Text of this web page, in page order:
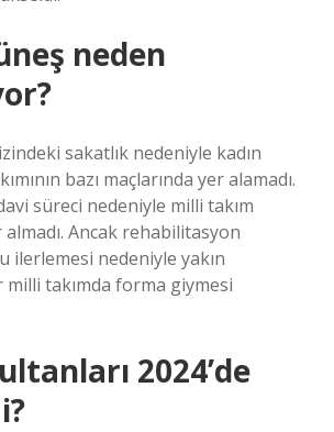
neden
sakatlık nedeniyle kadın
bazı maçlarında yer alamadı.
süreci nedeniyle milli takım
Ancak rehabilitasyon
ilerlemesi nedeniyle yakın
takımda forma giymesi
2024’de